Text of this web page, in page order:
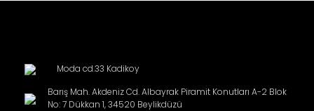
Moda cd.33 Kadikoy
Barış Mah. Akdeniz Cd. Albayrak Piramit Konutları A-2 Blok
No: 7 Dükkan 1, 34520 Beylikdüzü